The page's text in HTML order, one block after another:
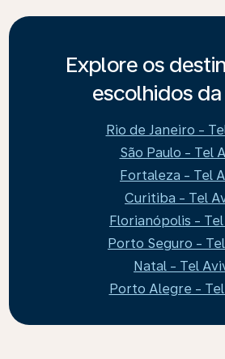
Explore os
escolhidos
Rio de Janeiro -
São Paulo - Tel
Fortaleza - Tel
Curitiba - Tel
Florianópolis -
Porto Seguro -
Natal - Tel
Porto Alegre -